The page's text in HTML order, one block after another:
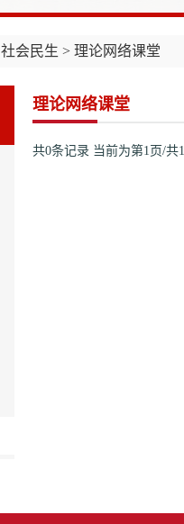
社会民生 > 理论网络课堂
理论网络课堂
共0条记录 当前为第1页/共